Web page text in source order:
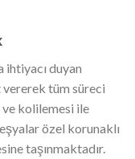
ihtiyacı duyan
vererek tüm süreci
kolilemesi ile
özel korunaklı
taşınmaktadır.